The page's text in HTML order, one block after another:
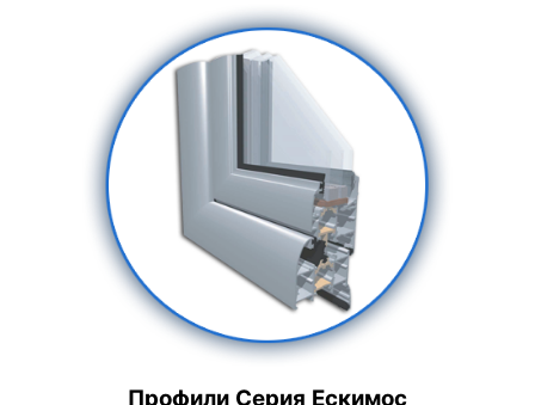
Профили Серия Ескимос